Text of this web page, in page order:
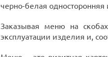
черно-белая односторонняя
Заказывая меню на
эксплуатации изделия и,